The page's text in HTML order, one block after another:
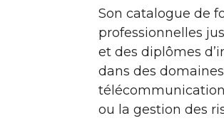
Son catalogue de
professionnelles
et des diplômes
dans des
ou la gestion des